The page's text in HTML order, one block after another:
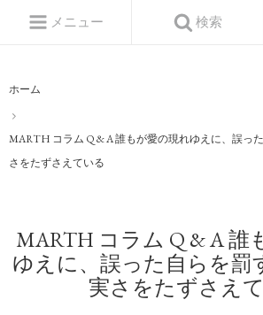
メニュー 検索
ホーム
MARTH コラム Q & A 誰もが愛の現れゆえに、誤っ
さをたずさえている
MARTH コラム Q & A 誰
ゆえに、誤った自らを罰
実さをたずさえ